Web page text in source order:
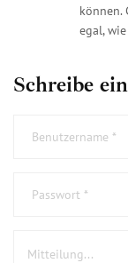
können.
egal,
Schreibe